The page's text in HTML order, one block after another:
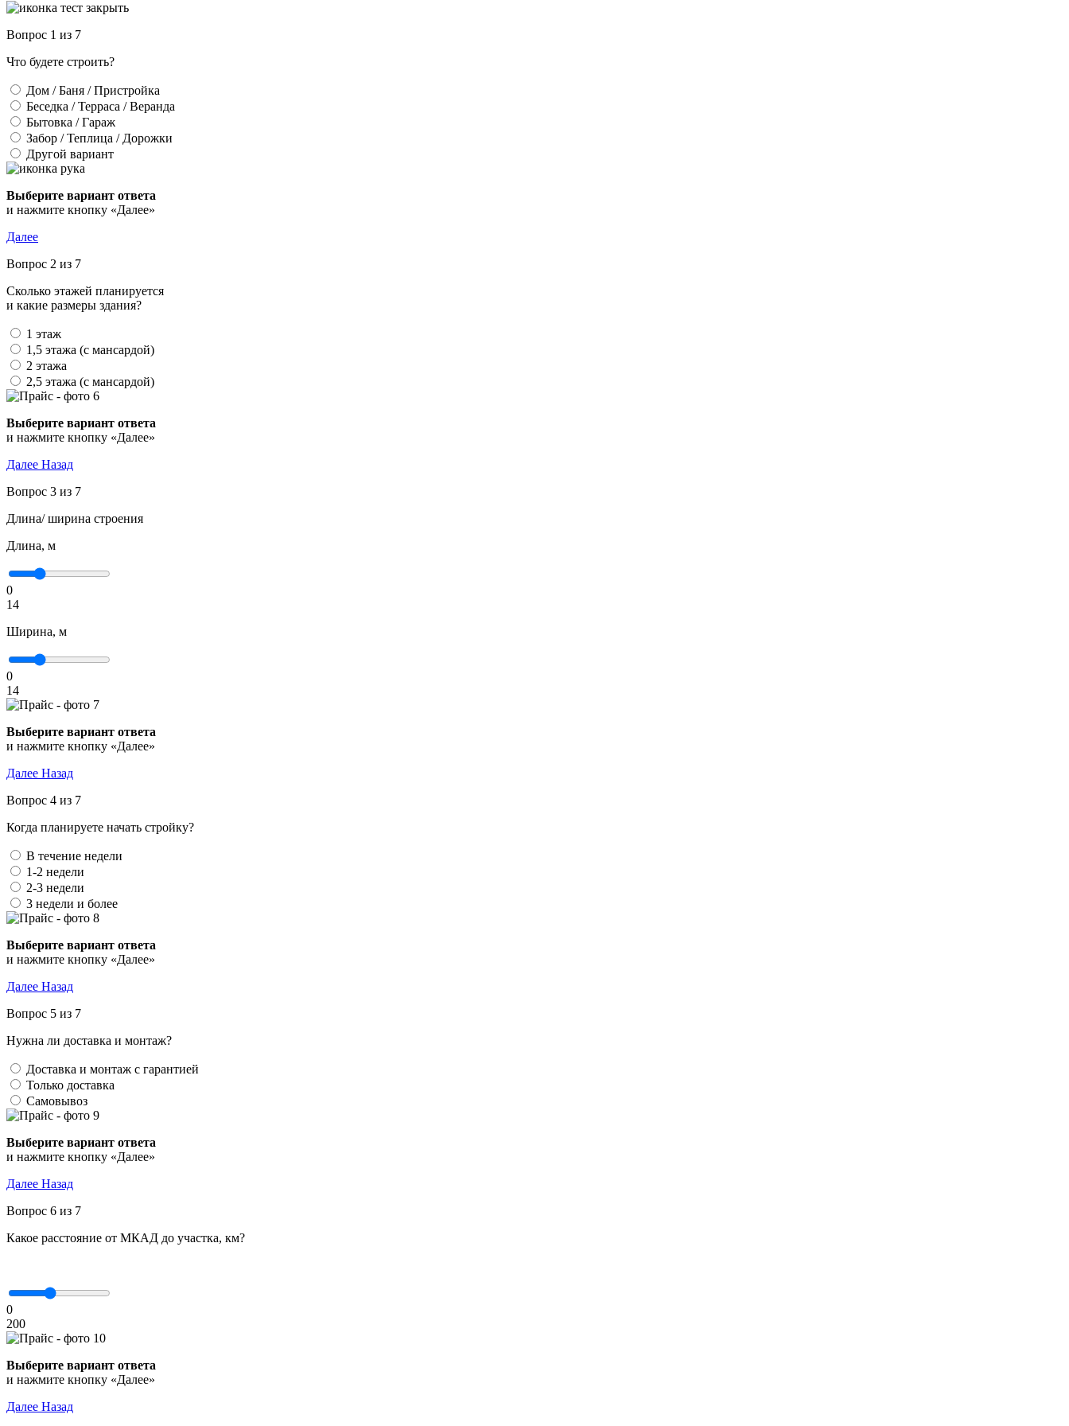
Вопрос 1 из 7
Что будете строить?
Дом / Баня / Пристройка
Беседка / Терраса / Веранда
Бытовка / Гараж
Забор / Теплица / Дорожки
Другой вариант
Выберите вариант ответа
и нажмите кнопку «Далее»
Далее
Вопрос 2 из 7
Сколько этажей планируется
и какие размеры здания?
1 этаж
1,5 этажа (с мансардой)
2 этажа
2,5 этажа (с мансардой)
Выберите вариант ответа
и нажмите кнопку «Далее»
Далее Назад
Вопрос 3 из 7
Длина/ ширина строения
Длина, м
0
14
Ширина, м
0
14
Выберите вариант ответа
и нажмите кнопку «Далее»
Далее Назад
Вопрос 4 из 7
Когда планируете начать стройку?
В течение недели
1-2 недели
2-3 недели
3 недели и более
Выберите вариант ответа
и нажмите кнопку «Далее»
Далее Назад
Вопрос 5 из 7
Нужна ли доставка и монтаж?
Доставка и монтаж с гарантией
Только доставка
Самовывоз
Выберите вариант ответа
и нажмите кнопку «Далее»
Далее Назад
Вопрос 6 из 7
Какое расстояние от МКАД до участка, км?
0
200
Выберите вариант ответа
и нажмите кнопку «Далее»
Далее Назад